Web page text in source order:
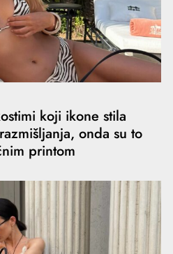
koji ikone stila
onda su to
printom